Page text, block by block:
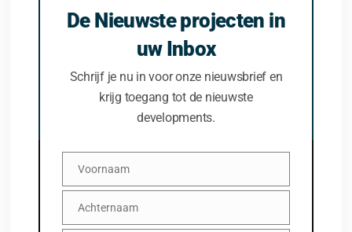
De Nieuwste projecten in
uw Inbox
Schrijf je nu in voor onze nieuwsbrief en
krijg toegang tot de nieuwste
developments.
Voornaam
Voornaam
Achternaam
Achternaam